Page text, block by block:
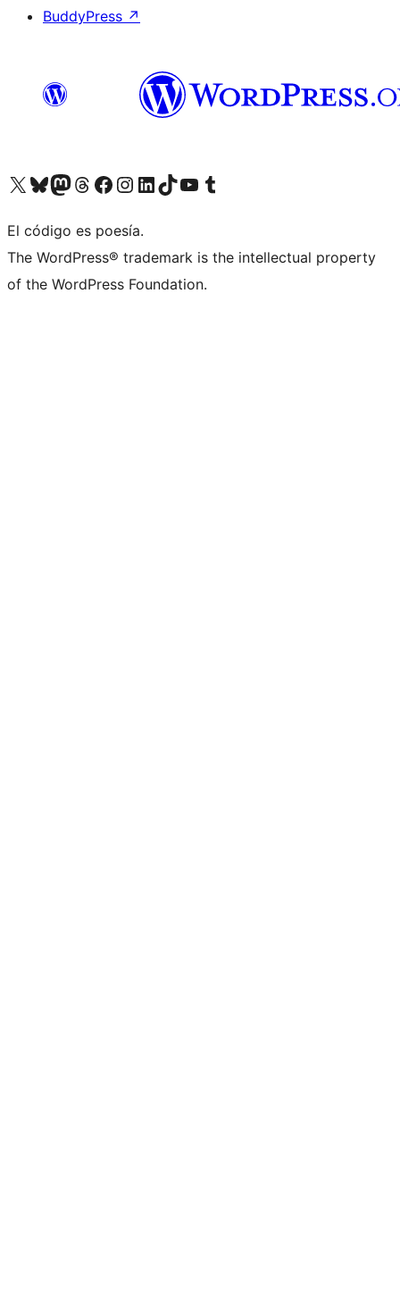
BuddyPress ↗
Visit our X (formerly Twitter) account
Visit our Bluesky account
Visit our Mastodon account
Visit our Threads account
Visit our Facebook page
Visit our Instagram account
Visit our LinkedIn account
Visit our TikTok account
Visit our YouTube channel
Visit our Tumblr account
El código es poesía.
The WordPress® trademark is the intellectual property
of the WordPress Foundation.